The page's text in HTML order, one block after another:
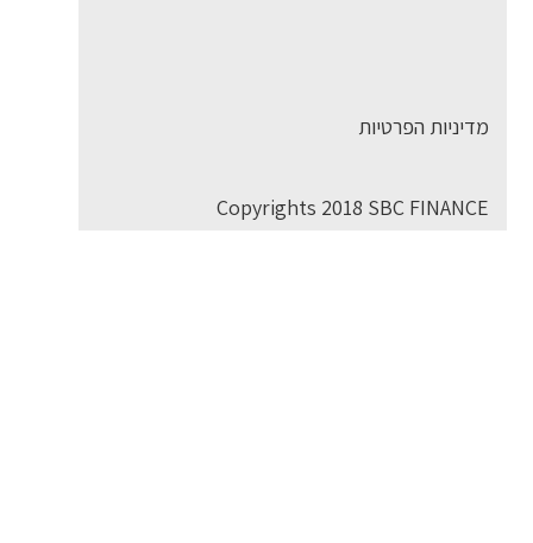
מדיניות הפרטיות
Copyrights 2018 SBC FINANCE